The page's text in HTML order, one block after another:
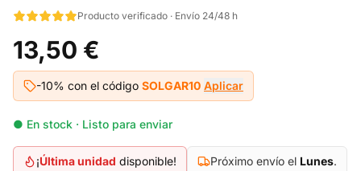
Producto verificado · Envío 24/48 h
13,50 €
-10% con el código SOLGAR10 Aplicar
● En stock · Listo para enviar
¡Última unidad disponible! Próximo envío el Lunes.